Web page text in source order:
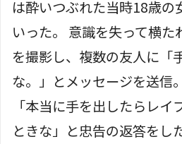
は酔いつぶれた当時18歳の
いった。 意識を失って横
を撮影し、複数の友人に「
な。」とメッセージを送信
「本当に手を出したらレ
ときな」と忠告の返答をし